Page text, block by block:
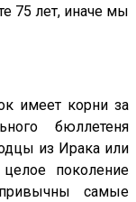
75 лет, иначе мы
имеет корни за
бюллетеня
из Ирака или
поколение
самые